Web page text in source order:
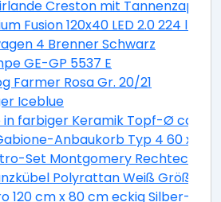
Creston mit
Fusion 120x40 LED 2.0 224 l
4 Brenner Schwarz
GE-GP 5537 E
Farmer Rosa Gr. 20/21
Iceblue
farbiger Keramik Topf-Ø ca. 13
Anbaukorb Typ 4 60 x 100
Set Montgomery Rechteckig 2
Polyrattan Weiß Größe XL
120 cm x 80 cm eckig Silber-